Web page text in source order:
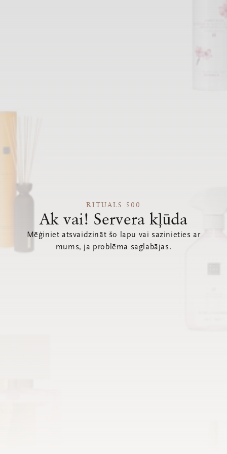
RITUALS 500
Ak vai! Servera kļūda
Mēģiniet atsvaidzināt šo lapu vai sazinieties ar
mums, ja problēma saglabājas.